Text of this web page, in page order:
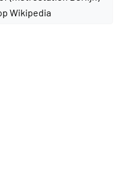
Wikipedia